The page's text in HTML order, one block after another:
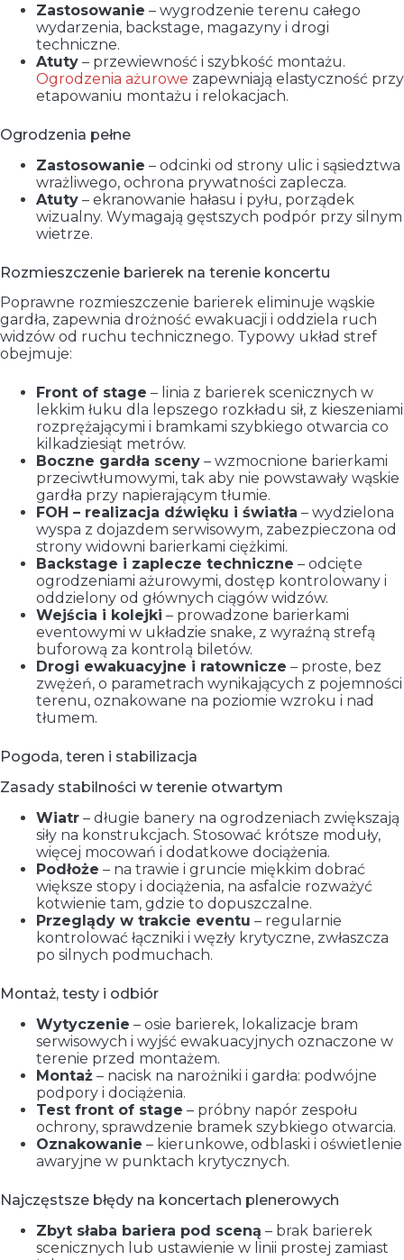
Zastosowanie – wygrodzenie terenu całego
wydarzenia, backstage, magazyny i drogi
techniczne.
Atuty – przewiewność i szybkość montażu.
Ogrodzenia ażurowe zapewniają elastyczność przy
etapowaniu montażu i relokacjach.
Ogrodzenia pełne
Zastosowanie – odcinki od strony ulic i sąsiedztwa
wrażliwego, ochrona prywatności zaplecza.
Atuty – ekranowanie hałasu i pyłu, porządek
wizualny. Wymagają gęstszych podpór przy silnym
wietrze.
Rozmieszczenie barierek na terenie koncertu
Poprawne rozmieszczenie barierek eliminuje wąskie
gardła, zapewnia drożność ewakuacji i oddziela ruch
widzów od ruchu technicznego. Typowy układ stref
obejmuje:
Front of stage – linia z barierek scenicznych w
lekkim łuku dla lepszego rozkładu sił, z kieszeniami
rozprężającymi i bramkami szybkiego otwarcia co
kilkadziesiąt metrów.
Boczne gardła sceny – wzmocnione barierkami
przeciwtłumowymi, tak aby nie powstawały wąskie
gardła przy napierającym tłumie.
FOH – realizacja dźwięku i światła – wydzielona
wyspa z dojazdem serwisowym, zabezpieczona od
strony widowni barierkami ciężkimi.
Backstage i zaplecze techniczne – odcięte
ogrodzeniami ażurowymi, dostęp kontrolowany i
oddzielony od głównych ciągów widzów.
Wejścia i kolejki – prowadzone barierkami
eventowymi w układzie snake, z wyraźną strefą
buforową za kontrolą biletów.
Drogi ewakuacyjne i ratownicze – proste, bez
zwężeń, o parametrach wynikających z pojemności
terenu, oznakowane na poziomie wzroku i nad
tłumem.
Pogoda, teren i stabilizacja
Zasady stabilności w terenie otwartym
Wiatr – długie banery na ogrodzeniach zwiększają
siły na konstrukcjach. Stosować krótsze moduły,
więcej mocowań i dodatkowe dociążenia.
Podłoże – na trawie i gruncie miękkim dobrać
większe stopy i dociążenia, na asfalcie rozważyć
kotwienie tam, gdzie to dopuszczalne.
Przeglądy w trakcie eventu – regularnie
kontrolować łączniki i węzły krytyczne, zwłaszcza
po silnych podmuchach.
Montaż, testy i odbiór
Wytyczenie – osie barierek, lokalizacje bram
serwisowych i wyjść ewakuacyjnych oznaczone w
terenie przed montażem.
Montaż – nacisk na narożniki i gardła: podwójne
podpory i dociążenia.
Test front of stage – próbny napór zespołu
ochrony, sprawdzenie bramek szybkiego otwarcia.
Oznakowanie – kierunkowe, odblaski i oświetlenie
awaryjne w punktach krytycznych.
Najczęstsze błędy na koncertach plenerowych
Zbyt słaba bariera pod sceną – brak barierek
scenicznych lub ustawienie w linii prostej zamiast